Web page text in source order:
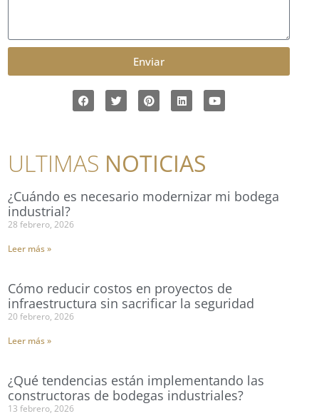
Enviar
ULTIMAS NOTICIAS
¿Cuándo es necesario modernizar mi bodega
industrial?
28 febrero, 2026
Leer más »
Cómo reducir costos en proyectos de
infraestructura sin sacrificar la seguridad
20 febrero, 2026
Leer más »
¿Qué tendencias están implementando las
constructoras de bodegas industriales?
13 febrero, 2026